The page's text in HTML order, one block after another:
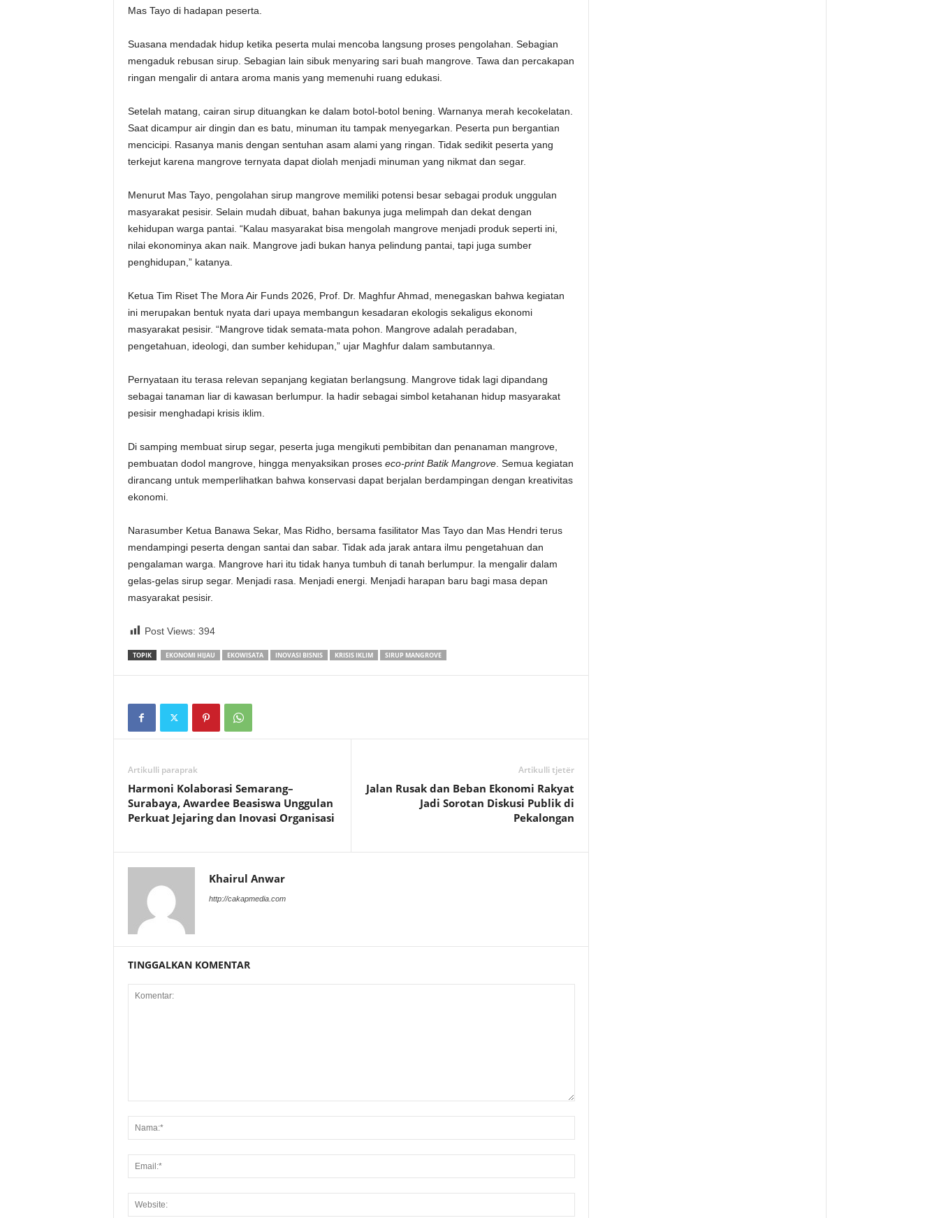
Mas Tayo di hadapan peserta.
Suasana mendadak hidup ketika peserta mulai mencoba langsung proses pengolahan. Sebagian
mengaduk rebusan sirup. Sebagian lain sibuk menyaring sari buah mangrove. Tawa dan percakapan
ringan mengalir di antara aroma manis yang memenuhi ruang edukasi.
Setelah matang, cairan sirup dituangkan ke dalam botol-botol bening. Warnanya merah kecokelatan.
Saat dicampur air dingin dan es batu, minuman itu tampak menyegarkan. Peserta pun bergantian
mencicipi. Rasanya manis dengan sentuhan asam alami yang ringan. Tidak sedikit peserta yang
terkejut karena mangrove ternyata dapat diolah menjadi minuman yang nikmat dan segar.
Menurut Mas Tayo, pengolahan sirup mangrove memiliki potensi besar sebagai produk unggulan
masyarakat pesisir. Selain mudah dibuat, bahan bakunya juga melimpah dan dekat dengan
kehidupan warga pantai. “Kalau masyarakat bisa mengolah mangrove menjadi produk seperti ini,
nilai ekonominya akan naik. Mangrove jadi bukan hanya pelindung pantai, tapi juga sumber
penghidupan,” katanya.
Ketua Tim Riset The Mora Air Funds 2026, Prof. Dr. Maghfur Ahmad, menegaskan bahwa kegiatan
ini merupakan bentuk nyata dari upaya membangun kesadaran ekologis sekaligus ekonomi
masyarakat pesisir. “Mangrove tidak semata-mata pohon. Mangrove adalah peradaban,
pengetahuan, ideologi, dan sumber kehidupan,” ujar Maghfur dalam sambutannya.
Pernyataan itu terasa relevan sepanjang kegiatan berlangsung. Mangrove tidak lagi dipandang
sebagai tanaman liar di kawasan berlumpur. Ia hadir sebagai simbol ketahanan hidup masyarakat
pesisir menghadapi krisis iklim.
Di samping membuat sirup segar, peserta juga mengikuti pembibitan dan penanaman mangrove,
pembuatan dodol mangrove, hingga menyaksikan proses eco-print Batik Mangrove. Semua kegiatan
dirancang untuk memperlihatkan bahwa konservasi dapat berjalan berdampingan dengan kreativitas
ekonomi.
Narasumber Ketua Banawa Sekar, Mas Ridho, bersama fasilitator Mas Tayo dan Mas Hendri terus
mendampingi peserta dengan santai dan sabar. Tidak ada jarak antara ilmu pengetahuan dan
pengalaman warga. Mangrove hari itu tidak hanya tumbuh di tanah berlumpur. Ia mengalir dalam
gelas-gelas sirup segar. Menjadi rasa. Menjadi energi. Menjadi harapan baru bagi masa depan
masyarakat pesisir.
Post Views: 394
TOPIK EKONOMI HIJAU EKOWISATA INOVASI BISNIS KRISIS IKLIM SIRUP MANGROVE
Artikulli paraprak
Harmoni Kolaborasi Semarang–
Surabaya, Awardee Beasiswa Unggulan
Perkuat Jejaring dan Inovasi Organisasi
Artikulli tjetër
Jalan Rusak dan Beban Ekonomi Rakyat
Jadi Sorotan Diskusi Publik di
Pekalongan
Khairul Anwar
http://cakapmedia.com
TINGGALKAN KOMENTAR